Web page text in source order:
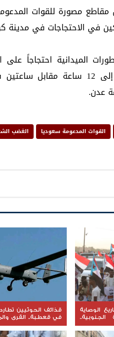
مقاطع مصورة للقوات
في الاحتجاجات في مدينة
الميدانية احتجاجاً على
ساعات الإطفاء إلى 12
عدن.
القوات المدعومة سعوديا الغضب
الوصاية
الجنوبية..
بالثوابت
قذائف الحوثيين
في قعطبة.. القرى
نيران القصف العشوائي